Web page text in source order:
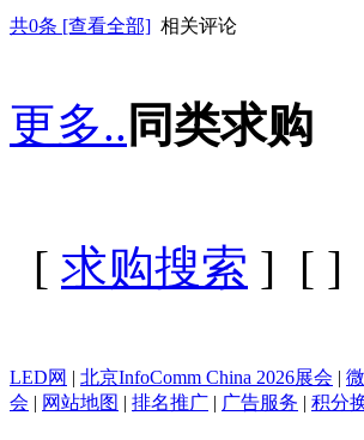
共0条 [查看全部] 相关评论
更多.. 同类求购
[ 求购搜索 ] [ ]
LED网 北京InfoComm China 2026展会
会
网站地图 排名推广 广告服务 积分